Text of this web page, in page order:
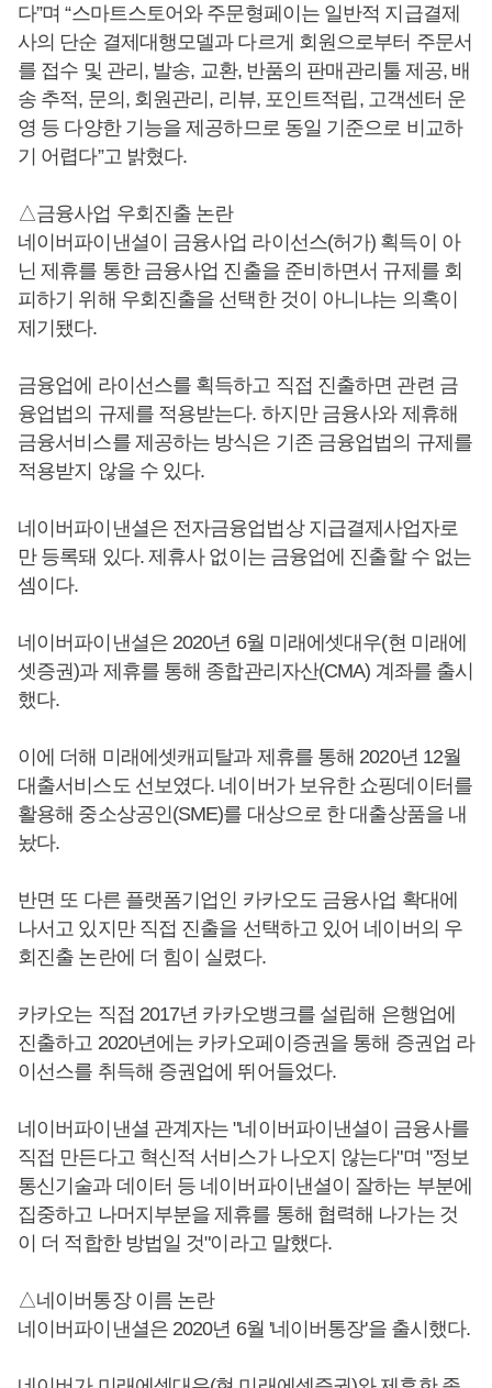
다”며 “스마트스토어와 주문형페이는 일반적 지급결제
사의 단순 결제대행모델과 다르게 회원으로부터 주문서
를 접수 및 관리, 발송, 교환, 반품의 판매관리툴 제공, 배
송 추적, 문의, 회원관리, 리뷰, 포인트적립, 고객센터 운
영 등 다양한 기능을 제공하므로 동일 기준으로 비교하
기 어렵다”고 밝혔다.
△금융사업 우회진출 논란
네이버파이낸셜이 금융사업 라이선스(허가) 획득이 아
닌 제휴를 통한 금융사업 진출을 준비하면서 규제를 회
피하기 위해 우회진출을 선택한 것이 아니냐는 의혹이
제기됐다.
금융업에 라이선스를 획득하고 직접 진출하면 관련 금
융업법의 규제를 적용받는다. 하지만 금융사와 제휴해
금융서비스를 제공하는 방식은 기존 금융업법의 규제를
적용받지 않을 수 있다.
네이버파이낸셜은 전자금융업법상 지급결제사업자로
만 등록돼 있다. 제휴사 없이는 금융업에 진출할 수 없는
셈이다.
네이버파이낸셜은 2020년 6월 미래에셋대우(현 미래에
셋증권)과 제휴를 통해 종합관리자산(CMA) 계좌를 출시
했다.
이에 더해 미래에셋캐피탈과 제휴를 통해 2020년 12월
대출서비스도 선보였다. 네이버가 보유한 쇼핑데이터를
활용해 중소상공인(SME)를 대상으로 한 대출상품을 내
놨다.
반면 또 다른 플랫폼기업인 카카오도 금융사업 확대에
나서고 있지만 직접 진출을 선택하고 있어 네이버의 우
회진출 논란에 더 힘이 실렸다.
카카오는 직접 2017년 카카오뱅크를 설립해 은행업에
진출하고 2020년에는 카카오페이증권을 통해 증권업 라
이선스를 취득해 증권업에 뛰어들었다.
네이버파이낸셜 관계자는 "네이버파이낸셜이 금융사를
직접 만든다고 혁신적 서비스가 나오지 않는다"며 "정보
통신기술과 데이터 등 네이버파이낸셜이 잘하는 부분에
집중하고 나머지부분을 제휴를 통해 협력해 나가는 것
이 더 적합한 방법일 것"이라고 말했다.
△네이버통장 이름 논란
네이버파이낸셜은 2020년 6월 '네이버통장'을 출시했다.